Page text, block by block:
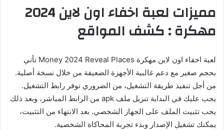
مميزات لعبة اخفاء اون لاين 2024
مهكرة : كشف المواقع
لعبة اخفاء اون لاين مهكرة Money 2024 Reveal Places تأتي
بحجم صغير مع دعم غالبية الأجهزة الضعيفة من خلال نسخة أصلية.
من أجل تنفيذ طريقة التشغيل، من الضروري توفر رابط التشغيل.
يجب عليك في البداية تنزيل ملف apk من الرابط المباشر، وبعد ذلك
يجب تثبيت الملف على الجهاز الشخصي. بعد الانتهاء من التثبيت،
يمكنك تشغيل الإصدار وبدء تجربة المحاكاة الشخصية.